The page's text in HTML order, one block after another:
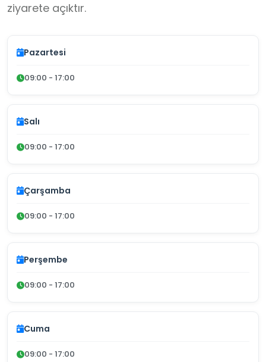
ziyarete açıktır.
Pazartesi
09:00 - 17:00
Salı
09:00 - 17:00
Çarşamba
09:00 - 17:00
Perşembe
09:00 - 17:00
Cuma
09:00 - 17:00